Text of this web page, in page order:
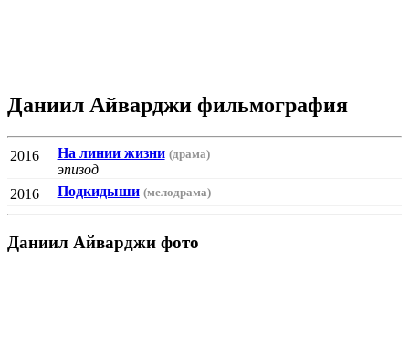
Даниил Айварджи фильмография
2016 На линии жизни (драма)
эпизод
2016
Подкидыши (мелодрама)
Даниил Айварджи фото